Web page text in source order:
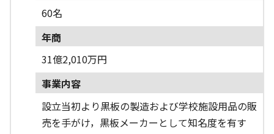
60名
年商
31億2,010万円
事業内容
設立当初より黒板の製造および学校施設用品の販
売を手がけ，黒板メーカーとして知名度を有す